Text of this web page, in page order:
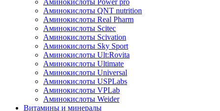
Аминокислоты QNT nutrition
Аминокислоты Real Pharm
Аминокислоты Scitec
Аминокислоты Scivation
Аминокислоты Sky Sport
Аминокислоты Ult:Rovita
Аминокислоты Ultimate
Аминокислоты Universal
Аминокислоты USPLabs
Аминокислоты VPLab
Аминокислоты Weider
Витамины и минералы